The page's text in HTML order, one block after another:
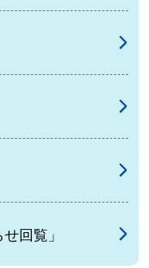
回覧」